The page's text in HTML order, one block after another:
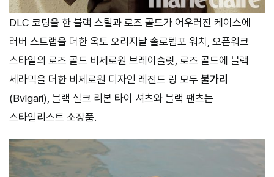
DLC 코팅을 한 블랙 스틸과 로즈 골드가 어우러진 케이스에
러버 스트랩을 더한 옥토 오리지날 솔로템포 워치, 오픈워크
스타일의 로즈 골드 비제로원 브레이슬릿, 로즈 골드에 블랙
세라믹을 더한 비제로원 디자인 레전드 링 모두 불가리
(Bvlgari), 블랙 실크 리본 타이 셔츠와 블랙 팬츠는
스타일리스트 소장품.